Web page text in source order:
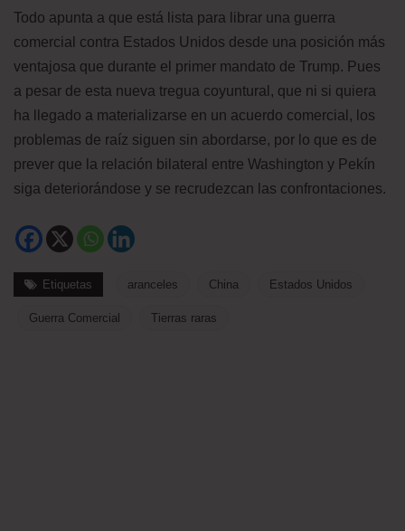
Todo apunta a que está lista para librar una guerra
comercial contra Estados Unidos desde una posición más
ventajosa que durante el primer mandato de Trump. Pues
a pesar de esta nueva tregua coyuntural, que ni si quiera
ha llegado a materializarse en un acuerdo comercial, los
problemas de raíz siguen sin abordarse, por lo que es de
prever que la relación bilateral entre Washington y Pekín
siga deteriorándose y se recrudezcan las confrontaciones.
Etiquetas aranceles China Estados Unidos
Guerra Comercial Tierras raras